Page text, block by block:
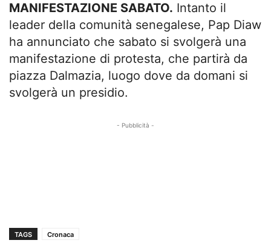
MANIFESTAZIONE SABATO. Intanto il
leader della comunità senegalese, Pap Diaw
ha annunciato che sabato si svolgerà una
manifestazione di protesta, che partirà da
piazza Dalmazia, luogo dove da domani si
svolgerà un presidio.
- Pubblicità -
TAGS Cronaca